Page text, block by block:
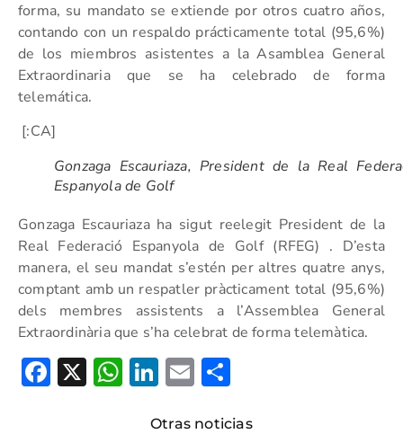
forma, su mandato se extiende por otros cuatro años,
contando con un respaldo prácticamente total (95,6%)
de los miembros asistentes a la Asamblea General
Extraordinaria que se ha celebrado de forma
telemática.
[:CA]
Gonzaga Escauriaza, President de la Real
Espanyola de Golf
Gonzaga Escauriaza ha sigut reelegit President de la
Real Federació Espanyola de Golf (RFEG) . D’esta
manera, el seu mandat s’estén per altres quatre anys,
comptant amb un respatler pràcticament total (95,6%)
dels membres assistents a l’Assemblea General
Extraordinària que s’ha celebrat de forma telemàtica.
Facebook
X WhatsApp
LinkedIn
Email
Otras noticias